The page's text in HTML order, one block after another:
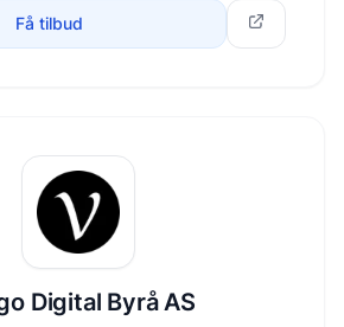
Få tilbud
Digital Byrå AS